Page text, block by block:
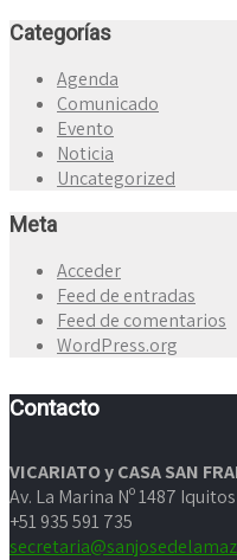
Categorías
Agenda
Comunicado
Evento
Noticia
Uncategorized
Meta
Acceder
Feed de entradas
Feed de comentarios
WordPress.org
Contacto
VICARIATO y CASA SAN
Av. La Marina Nº 1487
+51 935 591 735